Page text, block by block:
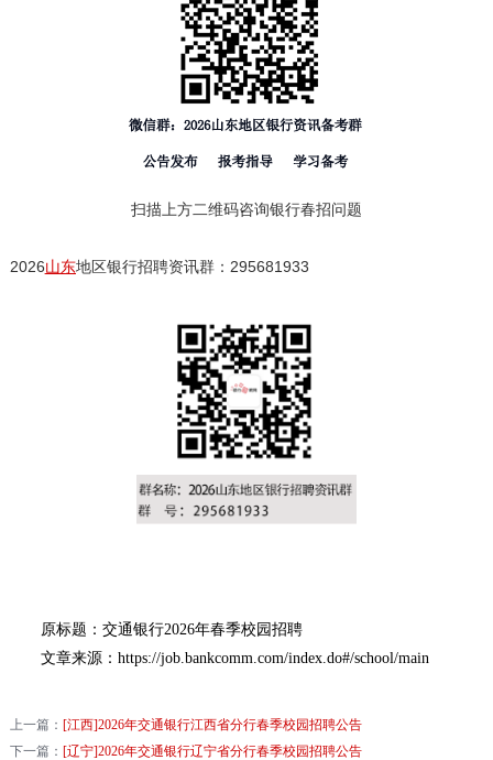
扫描上方二维码咨询银行春招问题
2026山东地区银行招聘资讯群：295681933
原标题：交通银行2026年春季校园招聘
文章来源：https://job.bankcomm.com/index.do#/school/main
上一篇： [江西]2026年交通银行江西省分行春季校园招聘公告
下一篇： [辽宁]2026年交通银行辽宁省分行春季校园招聘公告